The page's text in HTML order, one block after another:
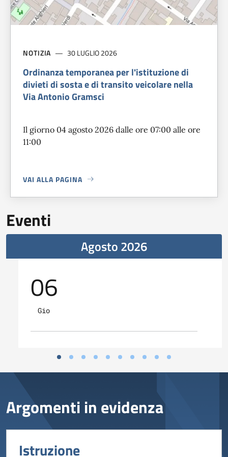
NOTIZIA 30 LUGLIO 2026
Ordinanza temporanea per l'istituzione di
divieti di sosta e di transito veicolare nella
Via Antonio Gramsci
Il giorno 04 agosto 2026 dalle ore 07:00 alle ore
11:00
VAI ALLA PAGINA
A PROPOSITO DIORDINANZA TEMPORANEA PER
Eventi
Agosto 2026
06
Gio
Argomenti in evidenza
Istruzione